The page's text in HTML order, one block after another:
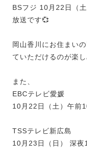
BSフジ 10月22日（
放送です💞
岡山香川にお住まい
ていただけるのが楽
また、
EBCテレビ愛媛
10月22日（土）午前
TSSテレビ新広島
10月23日（日） 深夜